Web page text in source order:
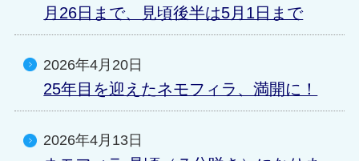
月26日まで、見頃後半は5月1日まで
2026年4月20日
25年目を迎えたネモフィラ、満開に！
2026年4月13日